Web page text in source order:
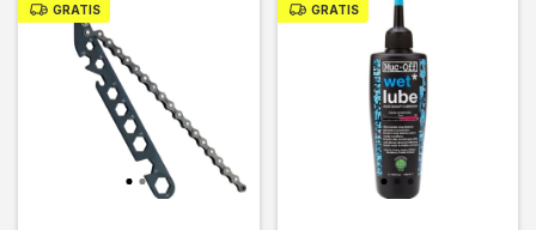
GRATIS
GRATIS